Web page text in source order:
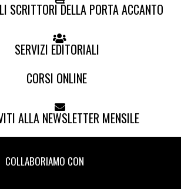
SCRITTORI DELLA PORTA ACCANTO
SERVIZI EDITORIALI
CORSI ONLINE
ALLA NEWSLETTER MENSILE
COLLABORIAMO CON